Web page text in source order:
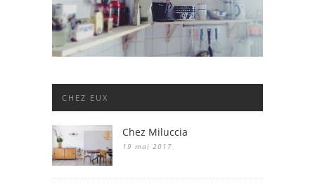
CHEZ EUX
Chez Miluccia
19 mai 2017